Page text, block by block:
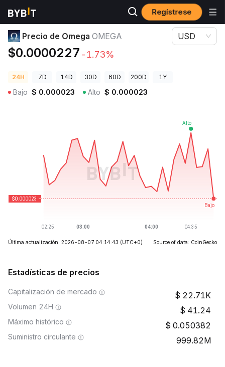
Regístrese
Precios de Criptomonedas Precio de Omega OMEGA
Precio de Omega OMEGA
$0.0000227 -1.73%
USD
24H 7D 14D 30D 60D 200D 1Y
Bajo $ 0.000023 Alto $ 0.000023
Última actualización: 2026-08-07 04:14:43 (UTC+0) Source of data: CoinGecko
Estadísticas de precios
Capitalización de mercado 22.71K
Volumen 24H 41.24
Máximo histórico 0.050382
Suministro circulante 999.82M